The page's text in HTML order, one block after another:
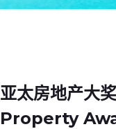
亚太房地产大
Property